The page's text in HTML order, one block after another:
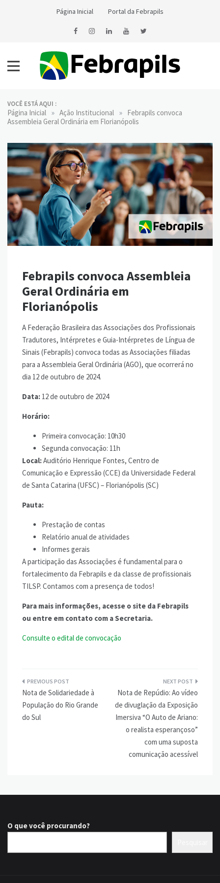
Página Inicial Portal da Febrapils
VOCÊ ESTÁ AQUI :
Página Inicial » Ação Institucional » Febrapils convoca
Assembleia Geral Ordinária em Florianópolis
Febrapils convoca Assembleia
Geral Ordinária em
Florianópolis
A Federação Brasileira das Associações dos Profissionais
Tradutores, Intérpretes e Guia-Intérpretes de Língua de
Sinais (Febrapils) convoca todas as Associações filiadas
para a Assembleia Geral Ordinária (AGO), que ocorrerá no
dia 12 de outubro de 2024.
Data: 12 de outubro de 2024
Horário:
Primeira convocação: 10h30
Segunda convocação: 11h
Local:Auditório Henrique Fontes, Centro de
Comunicação e Expressão (CCE) da Universidade Federal
de Santa Catarina (UFSC) – Florianópolis (SC)
Pauta:
Prestação de contas
Relatório anual de atividades
Informes gerais
A participação das Associações é fundamental para o
fortalecimento da Febrapils e da classe de profissionais
TILSP. Contamos com a presença de todos!
Para mais informações, acesse o site da Febrapils
ou entre em contato com a Secretaria.
Consulte o edital de convocação
Navegação
de
Post
Nota de Solidariedade à
População do Rio Grande
do Sul
Nota de Repúdio: Ao vídeo
de divuglação da Exposição
Imersiva “O Auto de Ariano:
o realista esperançoso”
com uma suposta
comunicação acessível
O que você procurando?